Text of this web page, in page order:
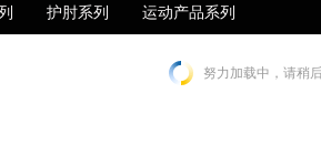
护肘系列 运动产品系列
努力加载中，请稍